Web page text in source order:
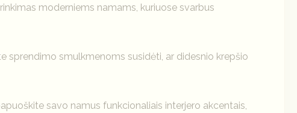
moderniems namams, kuriuose svarbus
sprendimo smulkmenoms susidėti, ar didesnio krepšio
savo namus funkcionaliais interjero akcentais,